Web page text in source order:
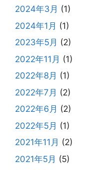
2024年3月 (1)
2024年1月 (1)
2023年5月 (2)
2022年11月 (1)
2022年8月 (1)
2022年7月 (2)
2022年6月 (2)
2022年5月 (1)
2021年11月 (2)
2021年5月 (5)